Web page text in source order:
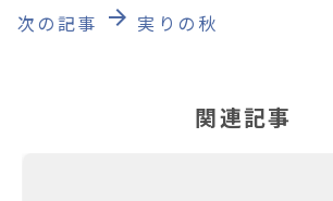
次の記事
arrow_forward 実りの秋
関連記事